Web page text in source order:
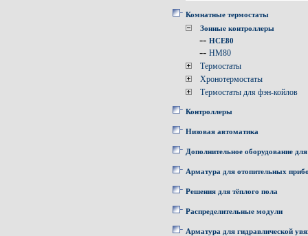
Комнатные термостаты
Зонные контроллеры
-- HCE80
-- HM80
Термостаты
Хронотермостаты
Термостаты для фэн-койлов
Контроллеры
Низовая автоматика
Дополнительное оборудование
Арматура для отопительных
Решения для тёплого пола
Распределительные модули
Арматура для гидравлической